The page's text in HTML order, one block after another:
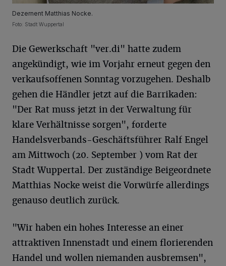
Dezernent Matthias Nocke.
Foto: Stadt Wuppertal
Die Gewerkschaft "ver.di" hatte zudem
angekündigt, wie im Vorjahr erneut gegen den
verkaufsoffenen Sonntag vorzugehen. Deshalb
gehen die Händler jetzt auf die Barrikaden:
"Der Rat muss jetzt in der Verwaltung für
klare Verhältnisse sorgen", forderte
Handelsverbands-Geschäftsführer Ralf Engel
am Mittwoch (20. September ) vom Rat der
Stadt Wuppertal. Der zuständige Beigeordnete
Matthias Nocke weist die Vorwürfe allerdings
genauso deutlich zurück.
"Wir haben ein hohes Interesse an einer
attraktiven Innenstadt und einem florierenden
Handel und wollen niemanden ausbremsen",